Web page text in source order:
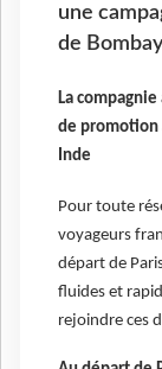
une
de
La
de promotion
Inde
Pour toute
voyageurs
départ de
fluides et
rejoindre ces